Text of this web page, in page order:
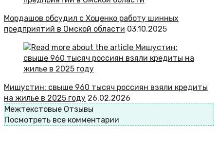
Мордашов обсудил с Хоценко работу шинных
предприятий в Омской области 03.10.2025
Мишустин: свыше 960 тысяч россиян взяли кредиты
на жилье в 2025 году 26.02.2026
Межтекстовые Отзывы
Посмотреть все комментарии